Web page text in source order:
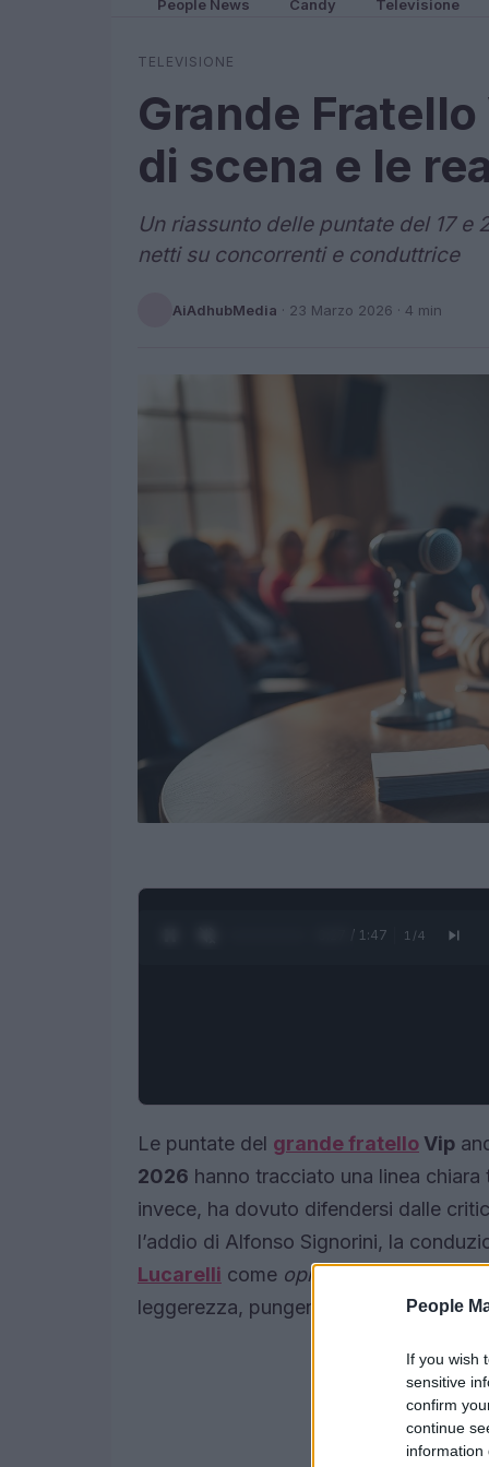
People
If you wish
sensitive
confirm
continue
information
People News Candy Televisione
TELEVISIONE
Grande
di scena e le
Un riassunto delle puntate del 17
netti su concorrenti e conduttrice
AiAdhubMedia · 23 Marzo 2026 · 4 min
0:28 / 1:47 1 /4
Le puntate del grande fratelloVip
2026 hanno tracciato una linea
invece, ha dovuto difendersi dalle
l’addio di Alfonso Signorini, la
Lucarelli come opinionista
leggerezza, pungente ironia e